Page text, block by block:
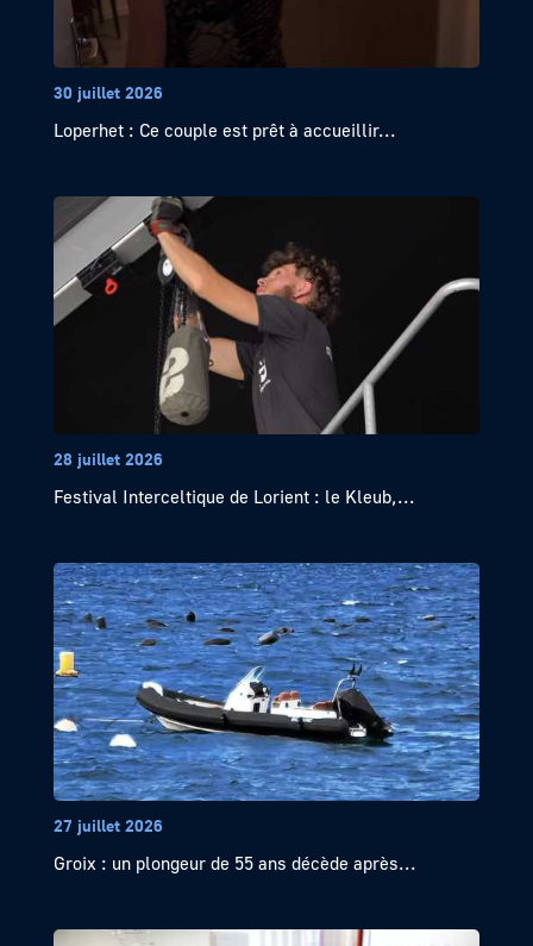
30 juillet 2026
Loperhet : Ce couple est prêt à accueillir...
28 juillet 2026
Festival Interceltique de Lorient : le Kleub,...
27 juillet 2026
Groix : un plongeur de 55 ans décède après...